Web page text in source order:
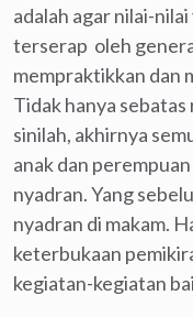
adalah agar nilai-
terserap oleh
mempraktikkan dan
Tidak hanya
sinilah, akhirnya
anak dan
nyadran. Yang
nyadran di makam.
keterbukaan
kegiatan-kegiatan